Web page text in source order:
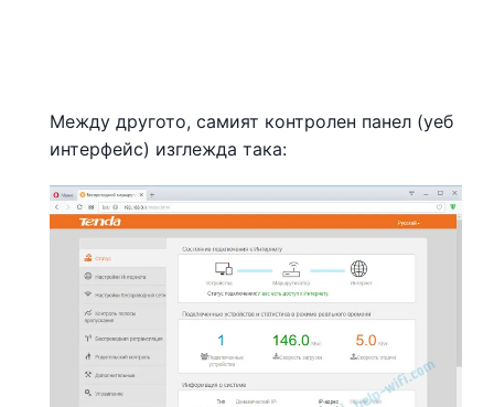
Между другото, самият контролен панел (уеб
интерфейс) изглежда така: